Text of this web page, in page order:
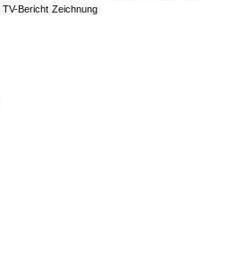
TV-Bericht Zeichnung